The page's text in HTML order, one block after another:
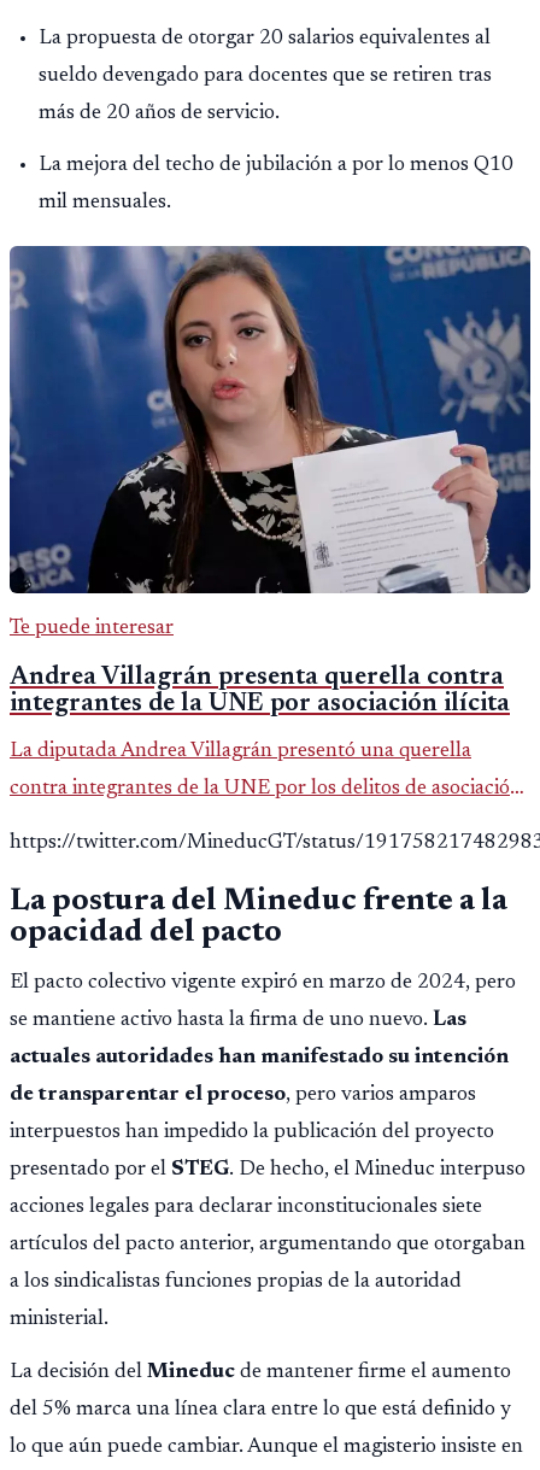
La propuesta de otorgar 20 salarios equivalentes al
sueldo devengado para docentes que se retiren tras
más de 20 años de servicio.
La mejora del techo de jubilación a por lo menos Q10
mil mensuales.
Te puede interesar
Andrea Villagrán presenta querella contra
integrantes de la UNE por asociación ilícita
La diputada Andrea Villagrán presentó una querella
contra integrantes de la UNE por los delitos de asociación
https://twitter.com/MineducGT/status/
La postura del Mineduc frente a la
opacidad del pacto
El pacto colectivo vigente expiró en marzo de 2024, pero
se mantiene activo hasta la firma de uno nuevo. Las
actuales autoridades han manifestado su intención
de transparentar el proceso, pero varios amparos
interpuestos han impedido la publicación del proyecto
presentado por el STEG. De hecho, el Mineduc interpuso
acciones legales para declarar inconstitucionales siete
artículos del pacto anterior, argumentando que otorgaban
a los sindicalistas funciones propias de la autoridad
ministerial.
La decisión del Mineduc de mantener firme el aumento
del 5% marca una línea clara entre lo que está definido y
lo que aún puede cambiar. Aunque el magisterio insiste en